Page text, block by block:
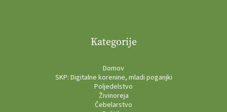
Kategorije
Domov
SKP: Digitalne korenine, mladi poganjki
Poljedelstvo
Živinoreja
Čebelarstvo